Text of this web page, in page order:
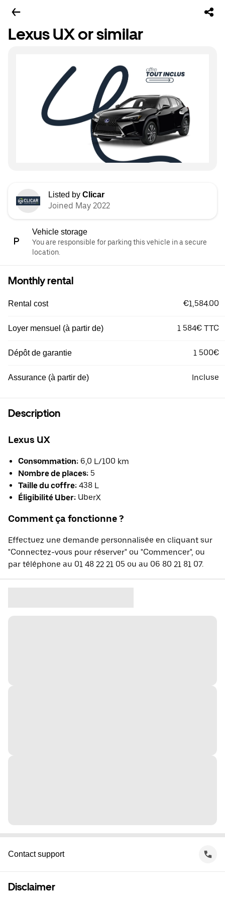
Lexus UX or similar
Listed by Clicar
Joined May 2022
Vehicle storage
You are responsible for parking this vehicle in a secure
location.
Monthly rental
Rental cost €1,584.00
Loyer mensuel (à partir de) 1 584€ TTC
Dépôt de garantie 1 500€
Assurance (à partir de) Incluse
Description
Lexus UX
Consommation: 6,0 L/100 km
Nombre de places: 5
Taille du coffre: 438 L
Éligibilité Uber: UberX
Comment ça fonctionne ?
Effectuez une demande personnalisée en cliquant sur
"Connectez-vous pour réserver" ou "Commencer", ou
par téléphone au 01 48 22 21 05 ou au 06 80 21 81 07.
Contact support
Disclaimer